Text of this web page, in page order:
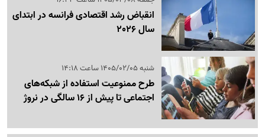
انقباض رشد اقتصادی فرانسه در ابتدای
سال 2026
شنبه 1405/02/05 ساعت 14:18
طرح ممنوعیت استفاده از شبکه‌های
اجتماعی تا پیش از 16 سالگی در نروژ